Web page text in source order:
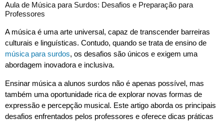
Aula de Música para Surdos: Desafios e Preparação para
Professores
A música é uma arte universal, capaz de transcender barreiras
culturais e linguísticas. Contudo, quando se trata de ensino de
música para surdos, os desafios são únicos e exigem uma
abordagem inovadora e inclusiva.
Ensinar música a alunos surdos não é apenas possível, mas
também uma oportunidade rica de explorar novas formas de
expressão e percepção musical. Este artigo aborda os principais
desafios enfrentados pelos professores e oferece dicas práticas